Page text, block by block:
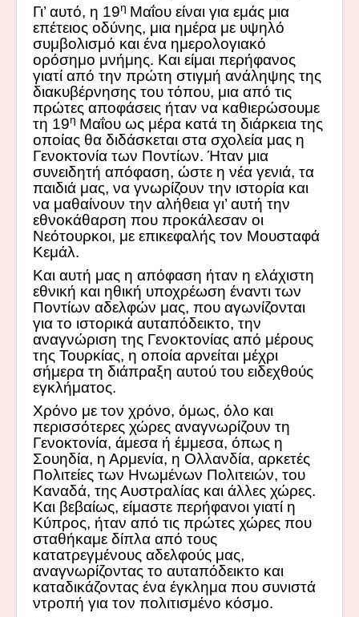
Γι’ αυτό, η 19η Μαΐου είναι για εμάς μια
επέτειος οδύνης, μια ημέρα με υψηλό
συμβολισμό και ένα ημερολογιακό
ορόσημο μνήμης. Και είμαι περήφανος
γιατί από την πρώτη στιγμή ανάληψης της
διακυβέρνησης του τόπου, μια από τις
πρώτες αποφάσεις ήταν να καθιερώσουμε
τη 19η Μαΐου ως μέρα κατά τη διάρκεια της
οποίας θα διδάσκεται στα σχολεία μας η
Γενοκτονία των Ποντίων. Ήταν μια
συνειδητή απόφαση, ώστε η νέα γενιά, τα
παιδιά μας, να γνωρίζουν την ιστορία και
να μαθαίνουν την αλήθεια γι’ αυτή την
εθνοκάθαρση που προκάλεσαν οι
Νεότουρκοι, με επικεφαλής τον Μουσταφά
Κεμάλ.
Και αυτή μας η απόφαση ήταν η ελάχιστη
εθνική και ηθική υποχρέωση έναντι των
Ποντίων αδελφών μας, που αγωνίζονται
για το ιστορικά αυταπόδεικτο, την
αναγνώριση της Γενοκτονίας από μέρους
της Τουρκίας, η οποία αρνείται μέχρι
σήμερα τη διάπραξη αυτού του ειδεχθούς
εγκλήματος.
Xρόνο με τον χρόνο, όμως, όλο και
περισσότερες χώρες αναγνωρίζουν τη
Γενοκτονία, άμεσα ή έμμεσα, όπως η
Σουηδία, η Αρμενία, η Ολλανδία, αρκετές
Πολιτείες των Ηνωμένων Πολιτειών, του
Καναδά, της Αυστραλίας και άλλες χώρες.
Και βεβαίως, είμαστε περήφανοι γιατί η
Κύπρος, ήταν από τις πρώτες χώρες που
σταθήκαμε δίπλα από τους
κατατρεγμένους αδελφούς μας,
αναγνωρίζοντας το αυταπόδεικτο και
καταδικάζοντας ένα έγκλημα που συνιστά
ντροπή για τον πολιτισμένο κόσμο.